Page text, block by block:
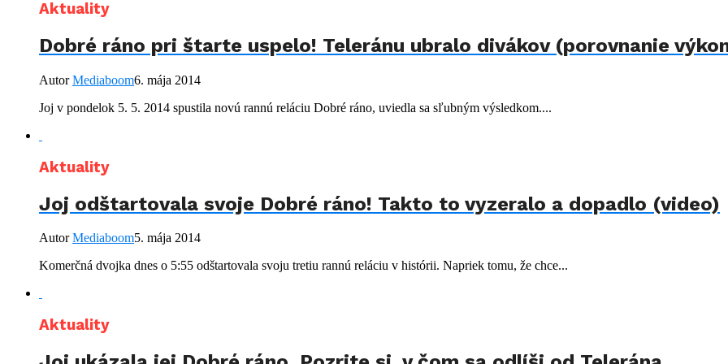
Aktuality
Dobré ráno pri štarte uspelo! Teleránu ubralo divákov (porovnanie
AutorMediaboom6. mája 2014
Joj v pondelok 5. 5. 2014 spustila novú rannú reláciu Dobré ráno, uviedla sa sľubným výsledkom....
Aktuality
Joj odštartovala svoje Dobré ráno! Takto to vyzeralo a dopadlo (video)
AutorMediaboom5. mája 2014
Komerčná dvojka dnes o 5:55 odštartovala svoju tretiu rannú reláciu v histórii. Napriek tomu, že chce...
Aktuality